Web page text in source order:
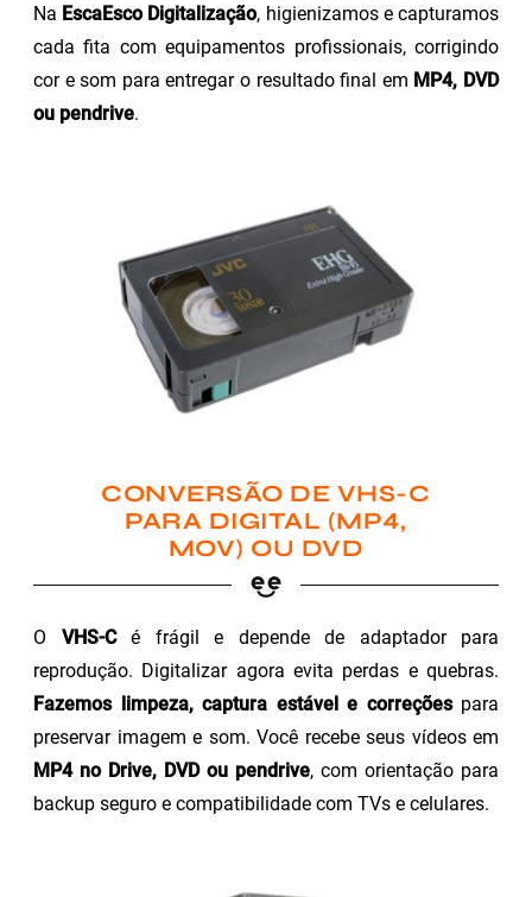
Na EscaEsco Digitalização, higienizamos e capturamos
cada fita com equipamentos profissionais, corrigindo
cor e som para entregar o resultado final em MP4, DVD
ou pendrive.
CONVERSÃO DE VHS-C
PARA DIGITAL (MP4,
MOV) OU DVD
O VHS-Cé frágil e depende de adaptador para
reprodução. Digitalizar agora evita perdas e quebras.
Fazemos limpeza, captura estável e correçõespara
preservar imagem e som. Você recebe seus vídeos em
MP4 no Drive, DVD ou pendrive, com orientação para
backup seguro e compatibilidade com TVs e celulares.